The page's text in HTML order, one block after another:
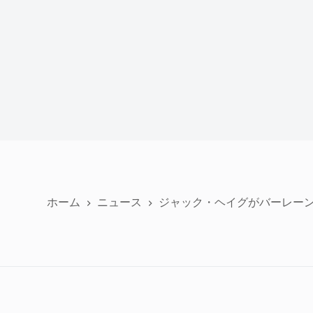
ホーム ニュース ジャック・ヘイグがバーレー